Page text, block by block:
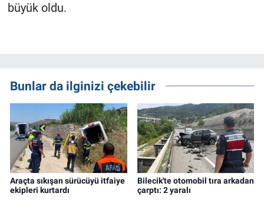
büyük oldu.
Bunlar da ilginizi çekebilir
Araçta sıkışan sürücüyü itfaiye
ekipleri kurtardı
Bilecik'te otomobil tıra arkadan
çarptı: 2 yaralı